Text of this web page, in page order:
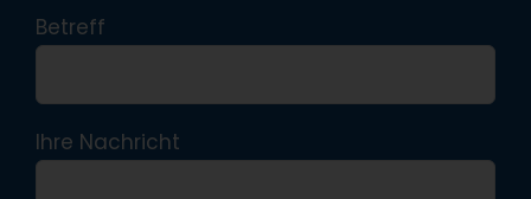
Betreff
Ihre Nachricht